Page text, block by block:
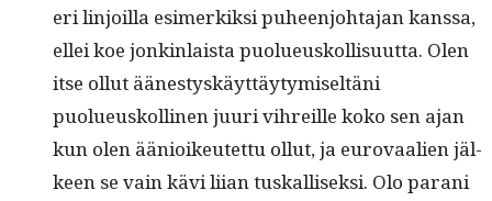
eri lin­joil­la esimerkik­si puheen­jo­hta­jan kanssa,
ellei koe jonkin­laista puolueuskol­lisu­ut­ta. Olen
itse ollut äänestyskäyt­täy­tymiseltäni
puolueuskolli­nen juuri vihreille koko sen ajan
kun olen äänioikeutet­tu ollut, ja eurovaalien jäl­
keen se vain kävi liian tuskallisek­si. Olo parani